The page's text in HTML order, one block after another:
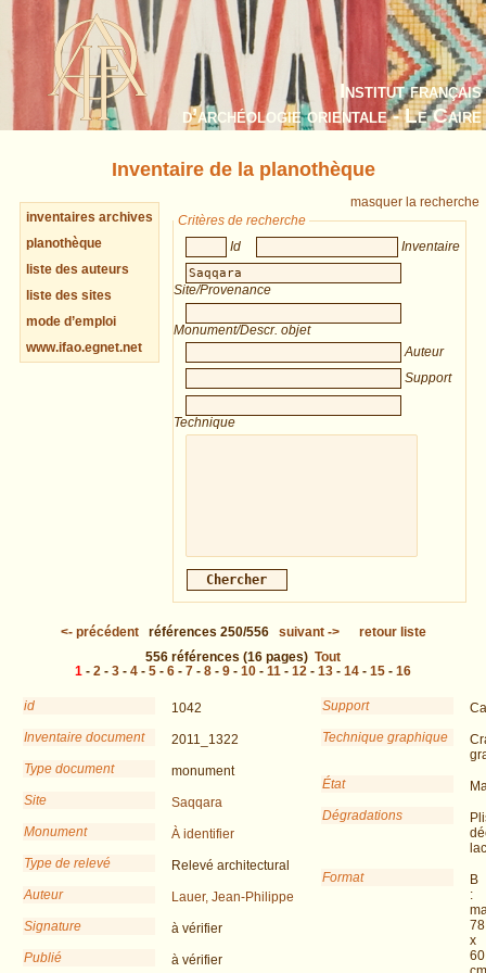
Institut français
d’archéologie orientale - Le Caire
Inventaire de la planothèque
inventaires archives
planothèque
liste des auteurs
liste des sites
mode d’emploi
www.ifao.egnet.net
masquer la recherche
Critères de recherche
Id
Inventaire
Site/Provenance
Monument/Descr. objet
Auteur
Support
Technique
<- précédent références 250/556 suivant->
retour liste
556 références (16 pages) Tout
1 - 2 - 3 - 4 - 5 - 6 - 7 - 8 - 9 - 10 - 11 - 12 - 13 - 14 - 15 - 16
id
1042
Inventaire document
2011_1322
Type document
monument
Site
Saqqara
Monument
À identifier
Type de relevé
Relevé architectural
Auteur
Lauer, Jean-Philippe
Signature
à vérifier
Publié
à vérifier
Support
Technique graphique
État
Dégradations
Format
B
:
78
x
60